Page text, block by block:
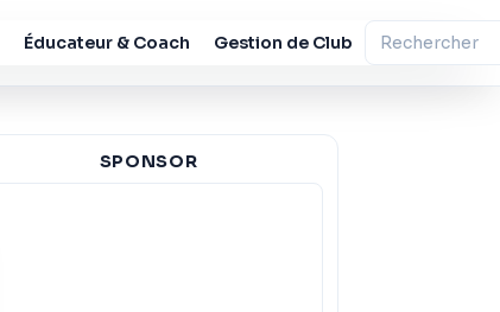
Éducateur & Coach Gestion de Club
SPONSOR